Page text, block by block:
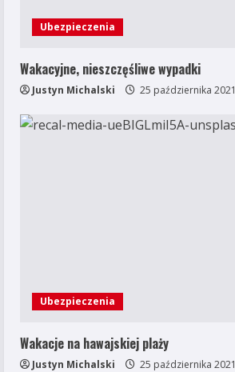
Ubezpieczenia
Wakacyjne, nieszczęśliwe wypadki
Justyn Michalski 25 października 2021
Ubezpieczenia
Wakacje na hawajskiej plaży
Justyn Michalski 25 października 2021